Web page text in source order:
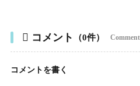
コメント （0件） Comment
コメントを書く